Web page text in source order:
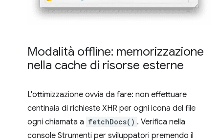
Modalità offline: memorizzazione
nella cache di risorse esterne
L'ottimizzazione ovvia da fare: non effettuare
centinaia di richieste XHR per ogni icona del file
ogni chiamata a fetchDocs() . Verifica nella
console Strumenti per sviluppatori premendo il